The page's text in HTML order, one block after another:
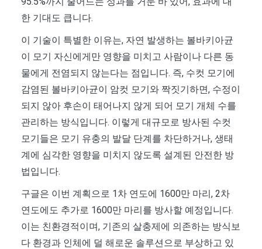
한 기대도 큽니다.
이 기술이 특별한 이유는, 자연 발생하는 볼바키아균
이 모기 자신에게만 영향을 미치고 사람이나 다른 동
물에게 전염되지 않는다는 점입니다. 즉, 수컷 모기에
감염된 볼바키아균이 암컷 모기와 짝짓기하면, 수정이
되지 않아 후손이 태어나지 않게 되어 모기 개체 수를
관리하는 방식입니다. 이렇게 대규모로 방사된 수컷
모기들은 모기 유충의 발달 단계를 차단하거나, 생태
계에 심각한 영향을 미치지 않도록 설계된 안전한 방
법입니다.
구글은 이번 계획으로 1차 연도에 1600만 마리, 2차
연도에도 추가로 1600만 마리를 방사할 예정입니다.
이는 친환경적이며, 기존의 살충제에 의존하는 방식보
다 환경과 인체에 덜 해로운 솔루션으로 부상하고 있